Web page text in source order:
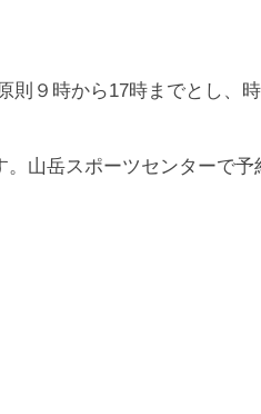
則９時から17時までとし、
山岳スポーツセンターで予